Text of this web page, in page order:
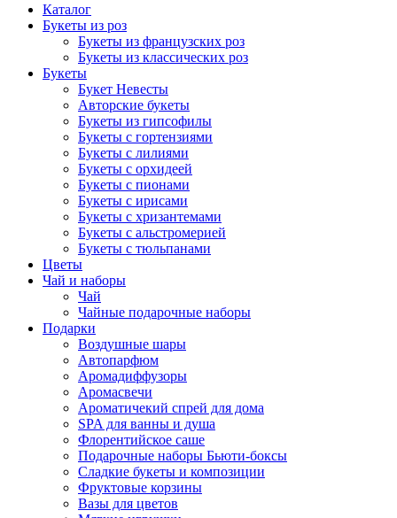
Каталог
Букеты из роз
Букеты из французских роз
Букеты из классических роз
Букеты
Букет Невесты
Авторские букеты
Букеты из гипсофилы
Букеты с гортензиями
Букеты с лилиями
Букеты с орхидеей
Букеты с пионами
Букеты с ирисами
Букеты с хризантемами
Букеты с альстромерией
Букеты с тюльпанами
Цветы
Чай и наборы
Чай
Чайные подарочные наборы
Подарки
Воздушные шары
Автопарфюм
Аромадиффузоры
Аромасвечи
Ароматичекий спрей для дома
SPA для ванны и душа
Флорентийское саше
Подарочные наборы Бьюти-боксы
Сладкие букеты и композиции
Фруктовые корзины
Вазы для цветов